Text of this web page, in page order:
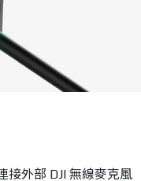
接外部 DJI 無線麥克風